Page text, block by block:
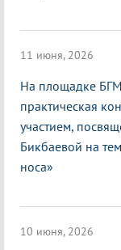
11 июня, 2026
На площадке
практическая
участием,
Бикбаевой на
носа»
10 июня, 2026